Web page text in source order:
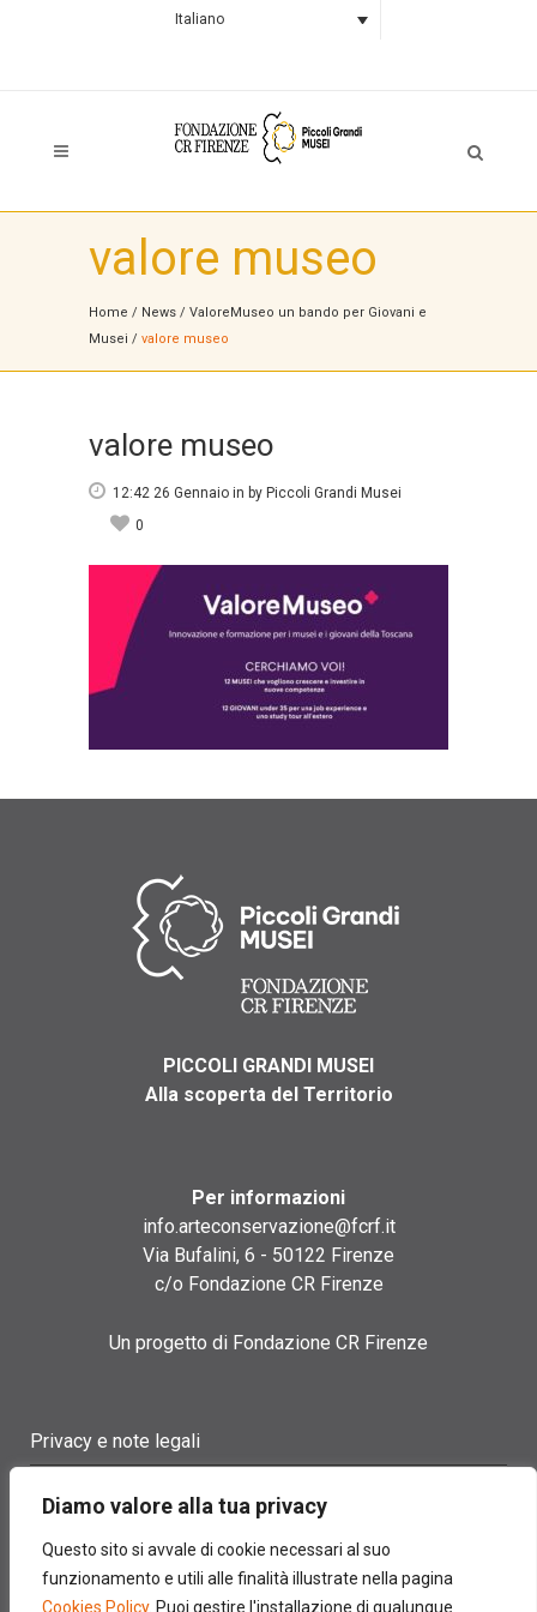
Diamo valore alla tua privacy
Questo sito si avvale di cookie necessari al suo
funzionamento e utili alle finalità illustrate nella pagina
Cookies Policy. Puoi gestire l'installazione di qualunque
Italiano
valore museo
Home / News / ValoreMuseo un bando per Giovani e
Musei / valore museo
valore museo
12:42 26 Gennaio in by Piccoli Grandi Musei
0
PICCOLI GRANDI MUSEI
Alla scoperta del Territorio
Per informazioni
info.arteconservazione@fcrf.it
Via Bufalini, 6 - 50122 Firenze
c/o Fondazione CR Firenze
Un progetto di Fondazione CR Firenze
Privacy e note legali
Cookie policy
Contatti